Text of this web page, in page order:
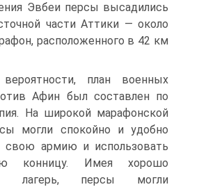
Эвбеи персы высадились
части Аттики — около
расположенного в 42 км
план военных
Афин был составлен по
Ha широкой марафонской
могли спокойно и удобно
свою армию и использовать
конницу. Имея хорошо
лагерь, персы могли